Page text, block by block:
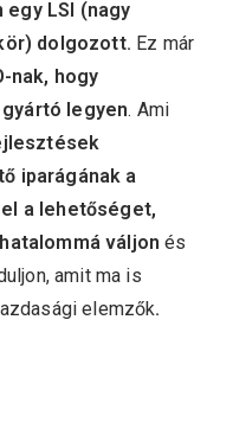
egy LSI (nagy
dolgozott. Ez már
nak, hogy
legyen. Ami
iparágának a
a lehetőséget,
váljonés
amit ma is
elemzők.